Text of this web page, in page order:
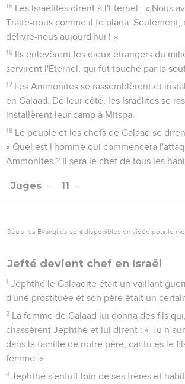
15 Les Israélites dirent à l'Eternel : « Nous
Traite-nous comme il te plaira. Seulement,
délivre-nous aujourd'hui ! »
16 Ils enlevèrent les dieux étrangers du
servirent l'Eternel, qui fut touché par la
17 Les Ammonites se rassemblèrent et
en Galaad. De leur côté, les Israélites se
installèrent leur camp à Mitspa.
18 Le peuple et les chefs de Galaad se
« Quel est l'homme qui commencera
Ammonites ? Il sera le chef de tous les
Juges 11
Seuls les Évangiles sont disponibles en vidéo pour le
Jefté devient chef en Israël
1 Jephthé le Galaadite était un vaillant
d'une prostituée et son père était un
2 La femme de Galaad lui donna des fils
chassèrent Jephthé et lui dirent : « Tu
dans la famille de notre père, car tu es le
femme. »
3 Jephthé s'enfuit loin de ses frères et